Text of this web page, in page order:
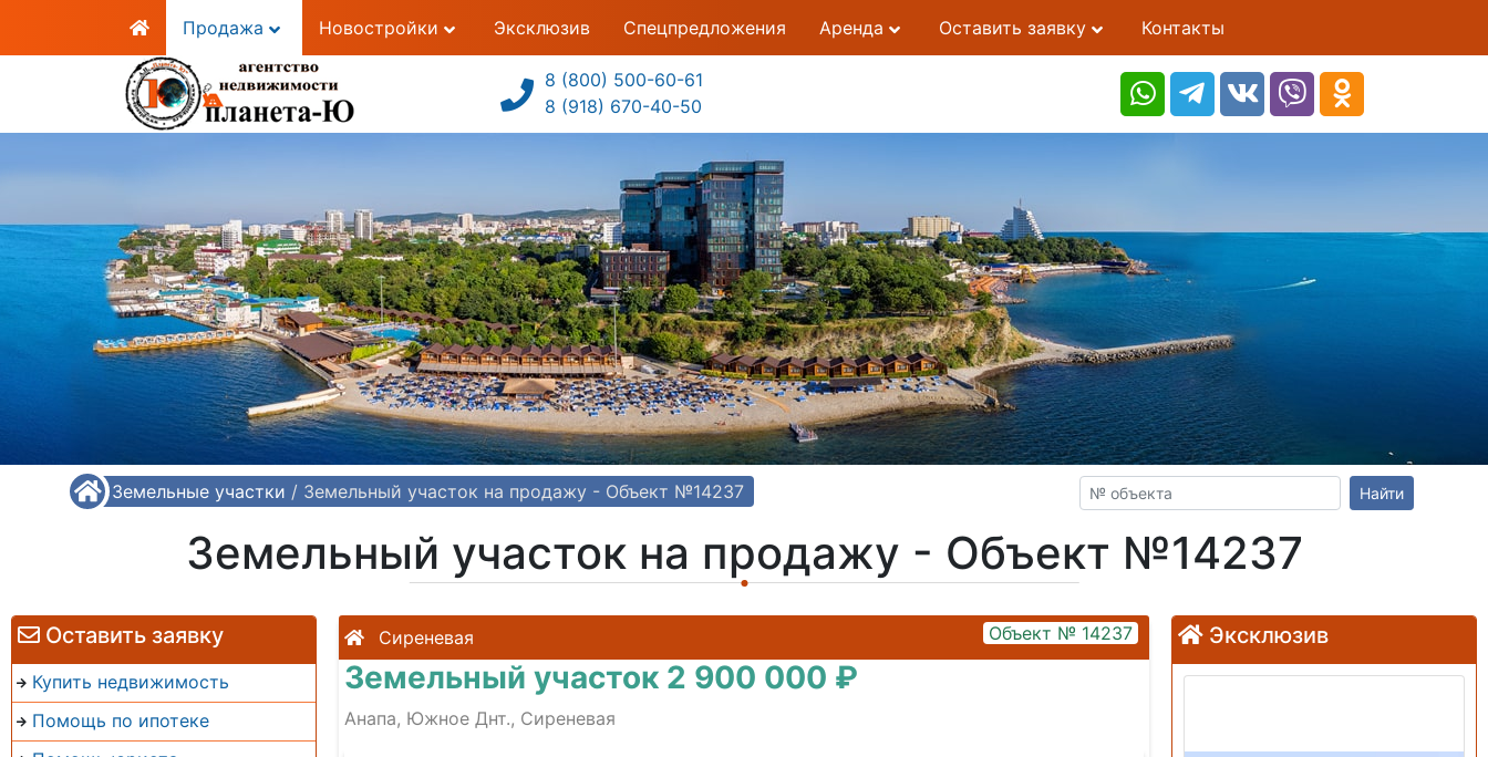
Продажа Новостройки Эксклюзив Спецпредложения Аренда Оставить заявку Контакты
8 (800) 500-60-61
8 (918) 670-40-50
/ Земельные участки / Земельный участок на продажу - Объект №14237 Найти
Земельный участок на продажу - Объект №14237
Оставить заявку
Купить недвижимость
Помощь по ипотеке
Сиреневая Объект № 14237
Земельный участок 2 900 000 ₽
Анапа, Южное Днт., Сиреневая
Эксклюзив